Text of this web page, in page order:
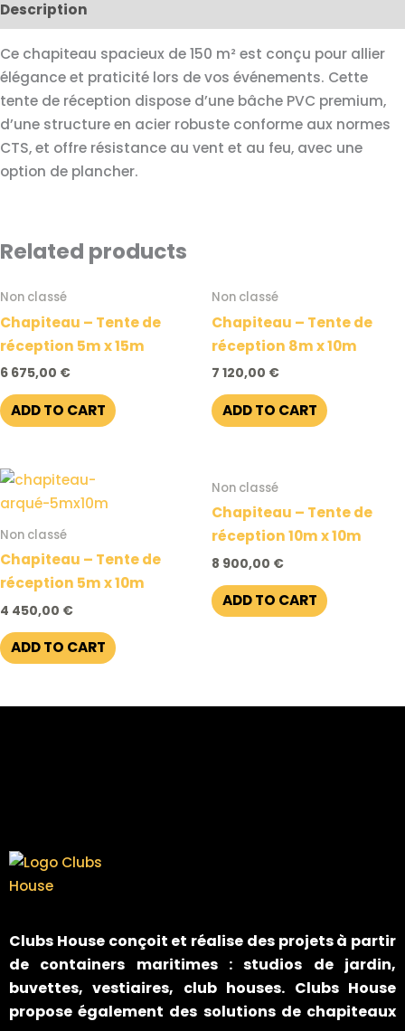
Description
Ce chapiteau spacieux de 150 m² est conçu pour allier
élégance et praticité lors de vos événements. Cette
tente de réception dispose d’une bâche PVC premium,
d’une structure en acier robuste conforme aux normes
CTS, et offre résistance au vent et au feu, avec une
option de plancher.
Related products
Non classé
Chapiteau – Tente de
réception 5m x 15m
6 675,00 €
ADD TO CART
Non classé
Chapiteau – Tente de
réception 8m x 10m
7 120,00 €
ADD TO CART
Non classé
Chapiteau – Tente de
réception 5m x 10m
4 450,00 €
ADD TO CART
Non classé
Chapiteau – Tente de
réception 10m x 10m
8 900,00 €
ADD TO CART
Clubs Houseconçoit et réalise des projets à partir
de containers maritimes : studios de jardin,
buvettes, vestiaires, club houses. Clubs House
propose également des solutions de chapiteaux